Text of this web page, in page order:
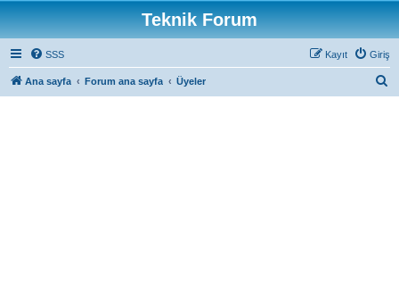
Teknik Forum
SSS Giriş
Kayıt
Ana sayfa Forum ana sayfa Üyeler